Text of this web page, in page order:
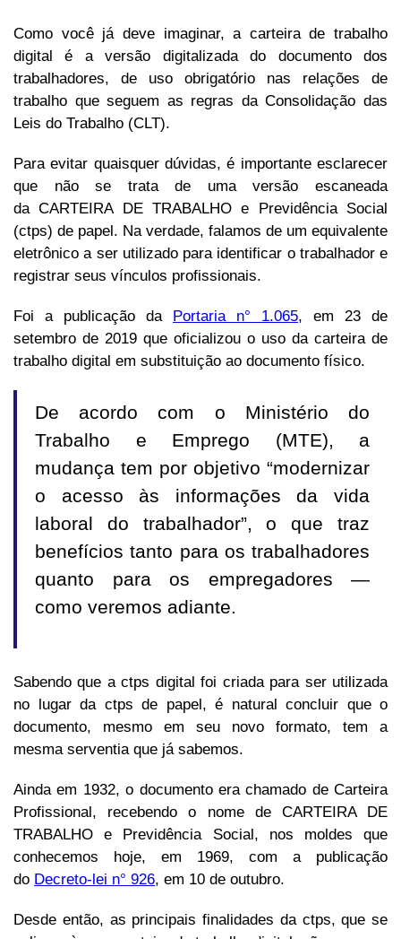
Como você já deve imaginar, a carteira de trabalho
digital é a versão digitalizada do documento dos
trabalhadores, de uso obrigatório nas relações de
trabalho que seguem as regras da Consolidação das
Leis do Trabalho (CLT).
Para evitar quaisquer dúvidas, é importante esclarecer
que não se trata de uma versão escaneada
da CARTEIRA DE TRABALHO e Previdência Social
(ctps) de papel. Na verdade, falamos de um equivalente
eletrônico a ser utilizado para identificar o trabalhador e
registrar seus vínculos profissionais.
Foi a publicação da Portaria n° 1.065, em 23 de
setembro de 2019 que oficializou o uso da carteira de
trabalho digital em substituição ao documento físico.
De acordo com o Ministério do
Trabalho e Emprego (MTE), a
mudança tem por objetivo “modernizar
o acesso às informações da vida
laboral do trabalhador”, o que traz
benefícios tanto para os trabalhadores
quanto para os empregadores ―
como veremos adiante.
Sabendo que a ctps digital foi criada para ser utilizada
no lugar da ctps de papel, é natural concluir que o
documento, mesmo em seu novo formato, tem a
mesma serventia que já sabemos.
Ainda em 1932, o documento era chamado de Carteira
Profissional, recebendo o nome de CARTEIRA DE
TRABALHO e Previdência Social, nos moldes que
conhecemos hoje, em 1969, com a publicação
do Decreto-lei n° 926, em 10 de outubro.
Desde então, as principais finalidades da ctps, que se